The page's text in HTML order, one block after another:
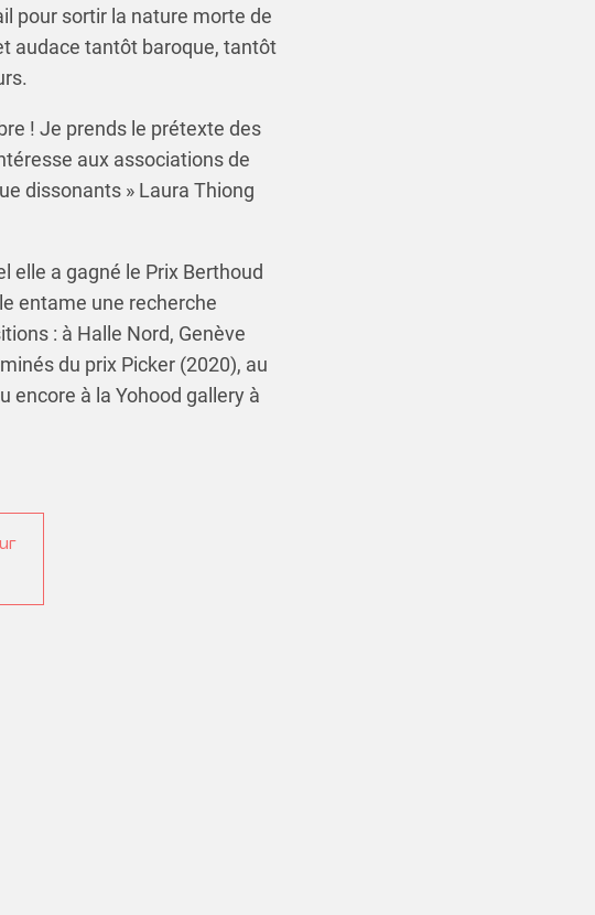
pour sortir la nature morte de
audace tantôt baroque, tantôt
! Je prends le prétexte des
aux associations de
dissonants » Laura Thiong
elle a gagné le Prix Berthoud
entame une recherche
: à Halle Nord, Genève
du prix Picker (2020), au
encore à la Yohood gallery à